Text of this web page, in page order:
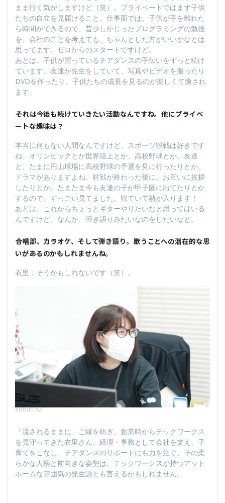
まま行く気がしますけど（笑）。プライベートではまず子供
たちの自立を見届けること。仕事面では、子供が手を離れた
ら時間ができるので、昔少しかじったプログラミングの勉強
を、会社のことを考えても、ちゃんとした方がいいかなとは
思ってます。ゼロからのスタートですけど。
あとは、子供が習っているチアダンスの手伝いをずっと続け
ています。友達が先生をしていて、写真やビデオを撮ったり
DVDを作ったり。子供たちの成長を見るのが楽しくて癒され
ます。
――それは今後も続けていきたい活動なんですね。他にプライベ
ートな趣味は？
本当に何もない人間なんですけど、スポーツ観戦は好きです
ね。オリンピックとか世界陸上とか、高校野球とか。友達
と、たまに円山球場に高校野球の予選を見に行ったりとか。
ドラマがありますよね。対戦が終わった後に、お互いに挨拶
したりとか。たまたま今も友達の子が甲子園に出てたりとか
するので、すっごい見てました。観ていて熱が入ります！
あとは、これからちょっとギターやりたいなと思ってはいる
んですけど。なんか、弾き語りみたいなのをしたいなと。
――合唱部、カラオケ、そして弾き語り。歌うことへの潜在的な思
いがあるのかもしれませんね。
衣里：そうかもしれないです（笑）。
aboutus2
「流されるままに」ご縁を紡ぎ、創業時からテックワークス
を見守ってきた衣里さん。経理・事務として会社を支え、子
育てをこなし、チアダンスのサポートにも力を注ぐ。その柔
らかな人柄と前向きな姿勢は、テックワークスが持つアット
ホームな雰囲気の発生源とも言えるかもしれません。